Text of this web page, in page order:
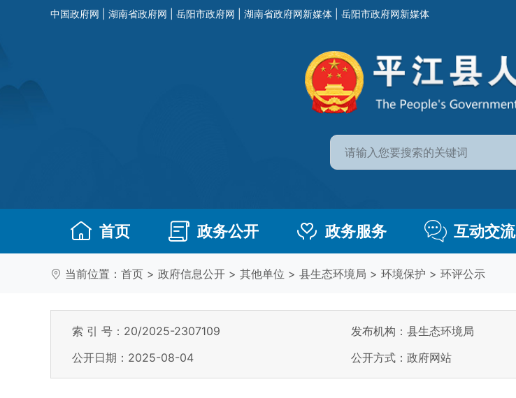
中国政府网 湖南省政府网 岳阳市政府网 湖南省政府网新媒体 岳阳市政府网新媒体
首页 政务公开 政务服务 互动交流
当前位置： 首页 > 政府信息公开 > 其他单位 > 县生态环境局 > 环境保护 > 环评公示
索 引 号：20/2025-2307109 发布机构：县生态环境局
公开日期：2025-08-04
公开方式：政府网站